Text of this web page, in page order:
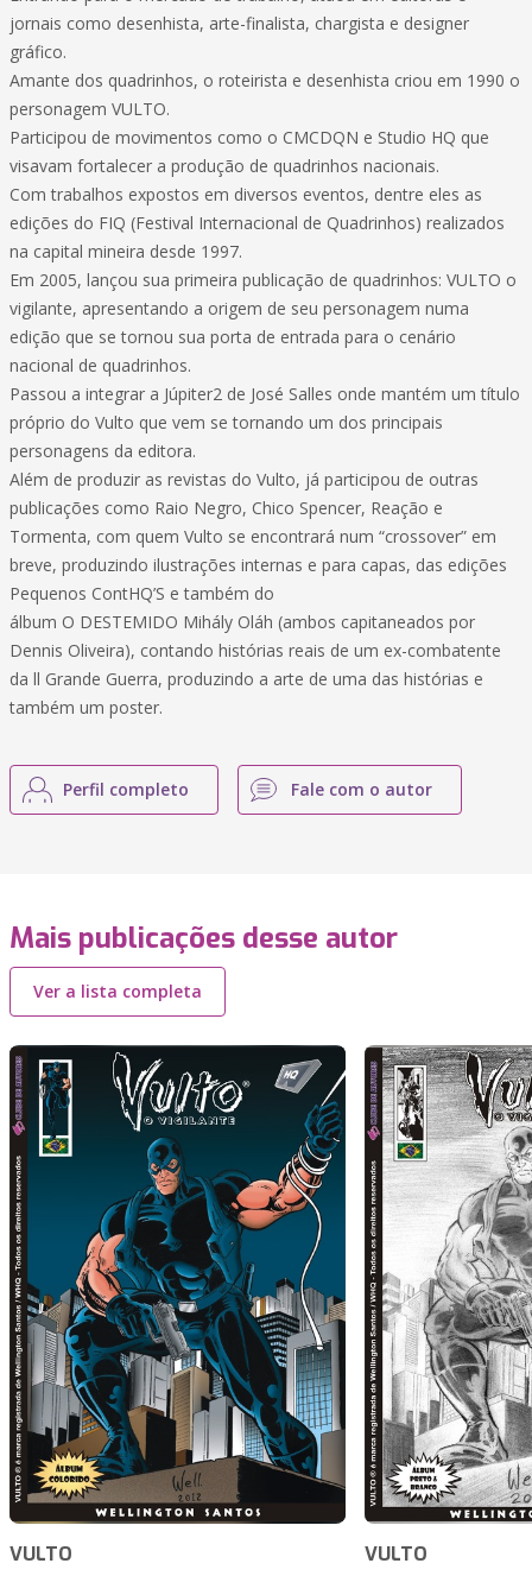
jornais como desenhista, arte-finalista, chargista e designer
gráfico.
Amante dos quadrinhos, o roteirista e desenhista criou em 1990 o
personagem VULTO.
Participou de movimentos como o CMCDQN e Studio HQ que
visavam fortalecer a produção de quadrinhos nacionais.
Com trabalhos expostos em diversos eventos, dentre eles as
edições do FIQ (Festival Internacional de Quadrinhos) realizados
na capital mineira desde 1997.
Em 2005, lançou sua primeira publicação de quadrinhos: VULTO o
vigilante, apresentando a origem de seu personagem numa
edição que se tornou sua porta de entrada para o cenário
nacional de quadrinhos.
Passou a integrar a Júpiter2 de José Salles onde mantém um título
próprio do Vulto que vem se tornando um dos principais
personagens da editora.
Além de produzir as revistas do Vulto, já participou de outras
publicações como Raio Negro, Chico Spencer, Reação e
Tormenta, com quem Vulto se encontrará num “crossover” em
breve, produzindo ilustrações internas e para capas, das edições
Pequenos ContHQ’S e também do
álbum O DESTEMIDO Mihály Oláh (ambos capitaneados por
Dennis Oliveira), contando histórias reais de um ex-combatente
da ll Grande Guerra, produzindo a arte de uma das histórias e
também um poster.
Perfil completo Fale com o autor
Mais publicações desse autor
Ver a lista completa
VULTO VULTO